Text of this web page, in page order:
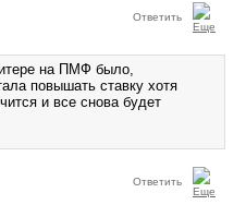
Ответить
на ПМФ было,
повышать ставку хотя
и все снова будет
Ответить